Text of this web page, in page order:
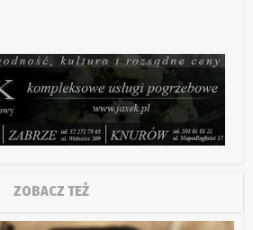
ZOBACZ TEŻ